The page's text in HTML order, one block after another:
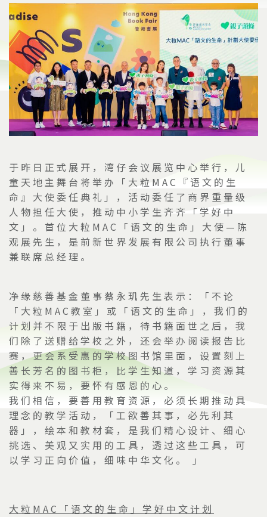
于昨日正式展开，湾仔会议展览中心举行，儿
童天地主舞台将举办「大粒 MAC 『语文的生
命』大使委任典礼」，活动委任了商界重量级
人物担任大使，推动中小学生齐齐「学好中
文」。首位大粒 MAC 「语文的生命」大使 — 陈
观展先生，是前新世界发展有限公司执行董事
兼联席总经理。
净缘慈善基金董事蔡永玑先生表示：「不论
「大粒 MAC 教室」或「语文的生命」，我们的
计划并不限于出版书籍，待书籍面世之后，我
们除了送赠给学校之外，还会举办阅读报告比
赛，更会系受惠的学校图书馆里面，设置刻上
善长芳名的图书柜，比学生知道，学习资源其
实得来不易，要怀有感恩的心。
我们相信，要善用教育资源，必须长期推动具
理念的教学活动，「工欲善其事，必先利其
器」，绘本和教材套，是我们精心设计、细心
挑选、美观又实用的工具，透过这些工具，可
以学习正向价值，细味中华文化。
」
大粒 MAC 「语文的生命」学好中文计划